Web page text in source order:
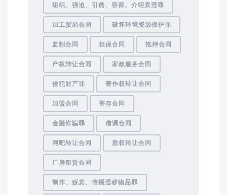
组织、强迫、引诱、容留、介绍卖淫罪
加工贸易合同 破坏环境资源保护罪
监制合同 担保合同 抵押合同
产权转让合同 家政服务合同
侵犯财产罪 著作权转让合同
加盟合同 寄存合同
金融诈骗罪 借调合同
网吧转让合同 股权转让合同
厂房租赁合同
制作、贩卖、传播淫秽物品罪